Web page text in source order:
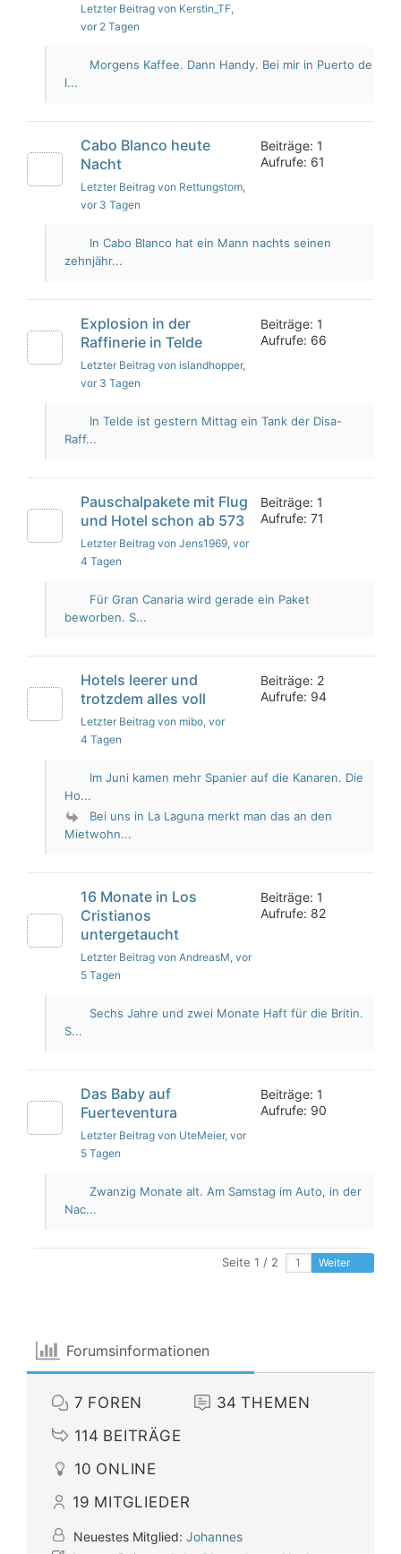
Letzter Beitrag von Kerstin_TF,
vor 2 Tagen
Morgens Kaffee. Dann Handy. Bei mir in Puerto de
l...
Cabo Blanco heute
Nacht
Letzter Beitrag von Rettungstom,
vor 3 Tagen
Beiträge: 1
Aufrufe: 61
In Cabo Blanco hat ein Mann nachts seinen
zehnjähr...
Explosion in der
Raffinerie in Telde
Letzter Beitrag von islandhopper,
vor 3 Tagen
Beiträge: 1
Aufrufe: 66
In Telde ist gestern Mittag ein Tank der Disa-
Raff...
Pauschalpakete mit Flug
und Hotel schon ab 573
Letzter Beitrag von Jens1969, vor
4 Tagen
Beiträge: 1
Aufrufe: 71
Für Gran Canaria wird gerade ein Paket
beworben. S...
Hotels leerer und
trotzdem alles voll
Letzter Beitrag von mibo, vor
4 Tagen
Beiträge: 2
Aufrufe: 94
Im Juni kamen mehr Spanier auf die Kanaren. Die
Ho...
Bei uns in La Laguna merkt man das an den
Mietwohn...
16 Monate in Los
Cristianos
untergetaucht
Letzter Beitrag von AndreasM, vor
5 Tagen
Beiträge: 1
Aufrufe: 82
Sechs Jahre und zwei Monate Haft für die Britin.
S...
Das Baby auf
Fuerteventura
Letzter Beitrag von UteMeier, vor
5 Tagen
Beiträge: 1
Aufrufe: 90
Zwanzig Monate alt. Am Samstag im Auto, in der
Nac...
Seite 1 / 2 Weiter
Forumsinformationen
7 FOREN 34 THEMEN
114 BEITRÄGE
10 ONLINE
19 MITGLIEDER
Neuestes Mitglied: Johannes